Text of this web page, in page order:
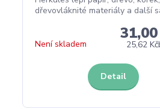
dřevovláknité materiály a další
25,62 Kč
Není skladem
Detail